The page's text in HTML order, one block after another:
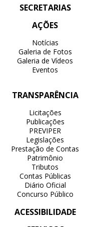
SECRETARIAS
AÇÕES
Notícias
Galeria de Fotos
Galeria de Vídeos
Eventos
TRANSPARÊNCIA
Licitações
Publicações
PREVIPER
Legislações
Prestação de Contas
Patrimônio
Tributos
Contas Públicas
Diário Oficial
Concurso Público
ACESSIBILIDADE